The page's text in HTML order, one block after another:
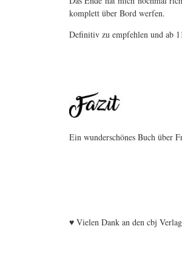
komplett über Bord werfen.
Definitiv zu empfehlen und ab
Ein wunderschönes Buch über
♥ Vielen Dank an den cbj